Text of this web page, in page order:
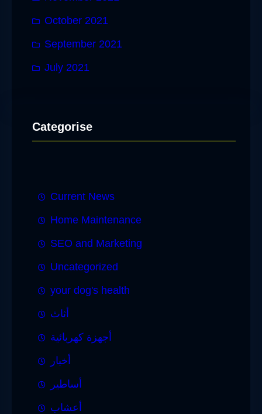
October 2021
September 2021
July 2021
Categorise
Current News
Home Maintenance
SEO and Marketing
Uncategorized
your dog's health
أثاث
أجهزة كهربائية
أخبار
أساطير
أعشاب